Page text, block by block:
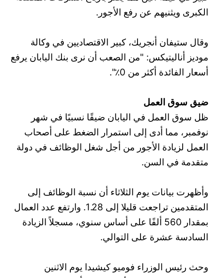
الكبرى ويثنيهم عن رفع الأجور.
وقال ستيفان أنجريك، كبير الاقتصاديين في وكالة
موديز أناليتيكس: "من الصعب أن نرى بنك اليابان يرفع
أسعار الفائدة أكثر من 0٪".
ضيق سوق العمل
ظل سوق العمل في اليابان ضيقًا نسبيًا في شهر
نوفمبر، مما أدى إلى استمرار الضغط على أصحاب
العمل لزيادة الأجور من أجل شغل الوظائف في دولة
متقدمة في السن.
وأظهرت بيانات يوم الثلاثاء أن نسبة الوظائف إلى
المتقدمين تراجعت قليلا إلى 1.28. وارتفع عدد العمال
بمقدار 560 ألفًا على أساس سنوي، مسجلاً الزيادة
السادسة عشرة على التوالي.
وحث رئيس الوزراء فوميو كيشيدا يوم الاثنين